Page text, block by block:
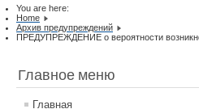
You are here:
Home
Архив предупреждений
ПРЕДУПРЕЖДЕНИЕ о вероятности
Главное меню
Главная